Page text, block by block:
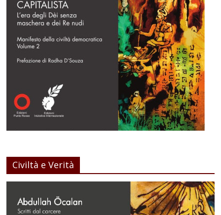
Civiltà e Verità